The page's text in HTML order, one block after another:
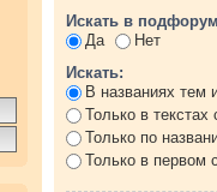
Искать в
Да
Нет
Искать:
В названиях тем
Только в
Только по
Только в первом